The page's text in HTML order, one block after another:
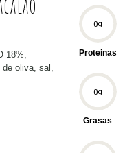
0g
Proteinas
0g
Grasas
18%,
de oliva, sal,